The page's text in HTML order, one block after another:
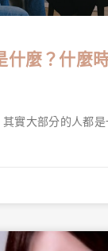
什麼？什麼
實大部分的人都